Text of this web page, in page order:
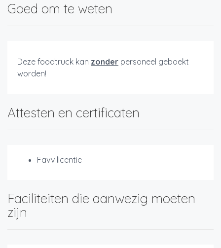
Goed om te weten
Deze foodtruck kan zonder personeel geboekt
worden!
Attesten en certificaten
Favv licentie
Faciliteiten die aanwezig moeten
zijn